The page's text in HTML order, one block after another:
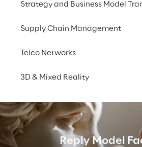
Strategy and Business Model
Supply Chain Management
Telco Networks
3D & Mixed Reality
Reply Model
per rendere le
più
Robotica
le ispezioni
complesse